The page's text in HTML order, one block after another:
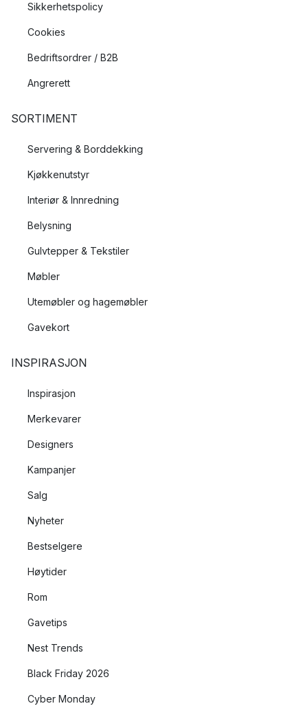
Sikkerhetspolicy
Cookies
Bedriftsordrer / B2B
Angrerett
SORTIMENT
Servering & Borddekking
Kjøkkenutstyr
Interiør & Innredning
Belysning
Gulvtepper & Tekstiler
Møbler
Utemøbler og hagemøbler
Gavekort
INSPIRASJON
Inspirasjon
Merkevarer
Designers
Kampanjer
Salg
Nyheter
Bestselgere
Høytider
Rom
Gavetips
Nest Trends
Black Friday 2026
Cyber Monday